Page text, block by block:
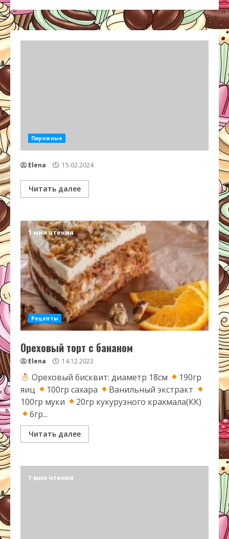
Пирожные
Elena 15.02.2024
Читать далее
1 мин чтения
Рецепты
Ореховый торт с бананом
Elena 14.12.2023
Ореховый бисквит: диаметр 18см
190гр
яиц
100гр сахара
Ванильный экстракт
100гр муки
20гр кукурузного крахмала(КК)
6гр...
Читать далее
1 мин чтения